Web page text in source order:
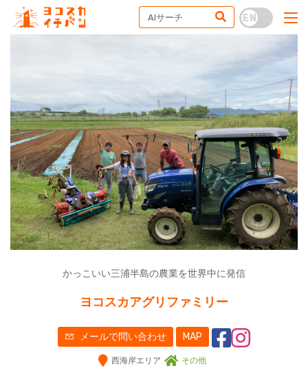
かっこいい三浦半島の農業を世界中に発信
ヨコスカアグリファミリー
メールで問い合わせ MAP
西海岸エリア その他